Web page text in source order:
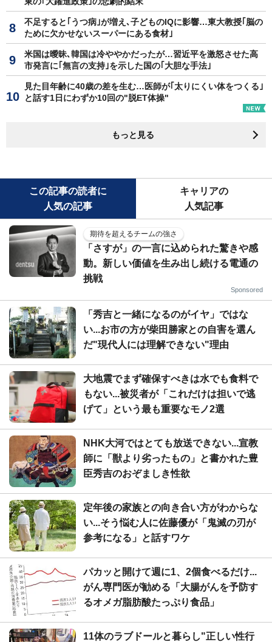
不足すると｢うつ病｣が増え､子どものIQに影響…東大教授｢脳の
ために欠かせないスーパーにある食材｣
米国は曖昧､韓国は冷ややかだったが…習近平を激怒させた高
市発言に｢無言の支持｣を示した国の｢大胆な手法｣
見た目年齢に40歳の差を生む…医師が｢太りにくい体をつくる｣
と話す1日にわずか10回の"脱ET体操"
もっと見る
この記事の読者に
人気の記事
キャリアの
人気記事
期待を超えるチームの強さ
「さすが」の一言に込められた驚きや感
動。新しい価値を生み出し続ける電通の
挑戦
Sponsored
「秀吉と一緒になるのがイヤ」ではな
い...お市の方が柴田勝家との自害を選ん
だ"現代人には理解できない"理由
大地震でまず確保すべきは水でも食料で
もない...被災者が「これだけは担いで逃
げて」という最も重要なモノ2選
NHK大河ではとても放送できない...宣教
師に「獣より劣ったもの」と書かれた豊
臣秀吉のおぞましき性欲
定年後の家族との向き合い方がわからな
い...そう悩む人に佐藤優が「鬼滅の刃が
参考になる」と話すワケ
パカッと開けて週に1、2個食べるだけ...
がん専門医が勧める「大腸がんを予防す
るオメガ脂肪酸たっぷり食品」
11体のラブドールと暮らし"正しい性行